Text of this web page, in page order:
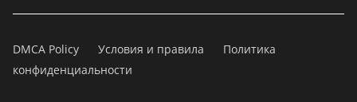
DMCA Policy Условия и правила
Политика
конфиденциальности